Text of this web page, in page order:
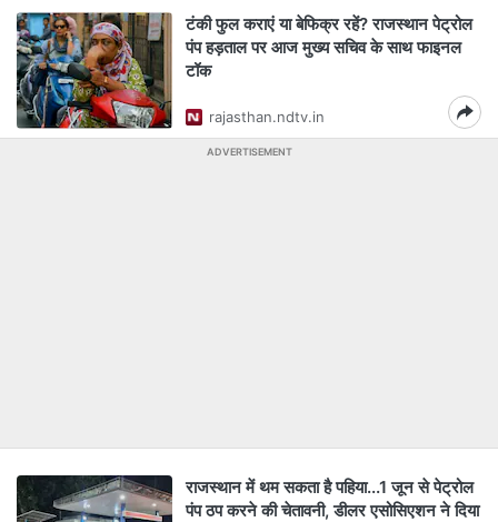
टंकी फुल कराएं या बेफिक्र रहें? राजस्थान पेट्रोल
पंप हड़ताल पर आज मुख्य सचिव के साथ फाइनल
टॉक
rajasthan.ndtv.in
ADVERTISEMENT
राजस्थान में थम सकता है पहिया...1 जून से पेट्रोल
पंप ठप करने की चेतावनी, डीलर एसोसिएशन ने दिया